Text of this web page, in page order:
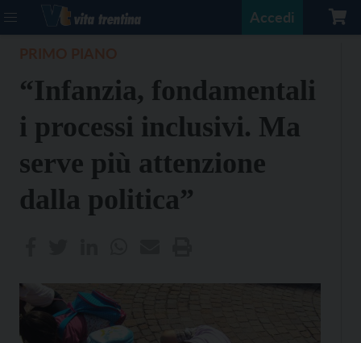
Accedi
“Infanzia, fondamentali
i processi inclusivi. Ma
serve più attenzione
dalla politica”